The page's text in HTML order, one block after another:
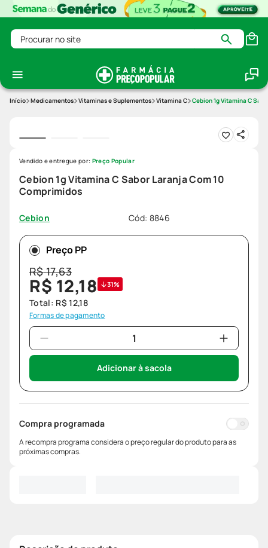
Procurar no site
Medicamentos Vitaminas e Suplementos Vitamina C Cebion 1g Vitamina C
Cebion 1g Vitamina C Sabor Laranja Com 10
Comprimidos
Cebion Cód: 8846
Vendido e entregue por: Preço Popular
Preço PP
R$17,63
R$ 12,18 31%
Total: R$ 12,18
Formas de pagamento
Adicionar à sacola
Compra programada
A recompra programa considera o preço regular do produto para as
próximas compras.